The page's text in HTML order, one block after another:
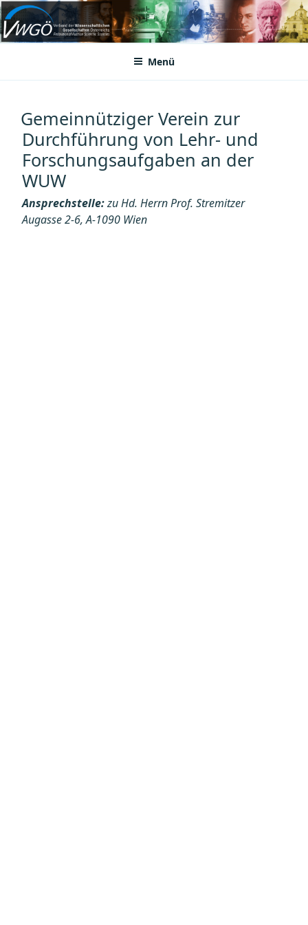
Zum
Inhalt
springenVWGÖ
Federation of Austrian Scientific Societies
Menü
Gemeinnütziger Verein zur
Durchführung von Lehr- und
Forschungsaufgaben an der
WUW
Ansprechstelle:zu Hd. Herrn Prof. Stremitzer
Augasse 2-6, A-1090 Wien